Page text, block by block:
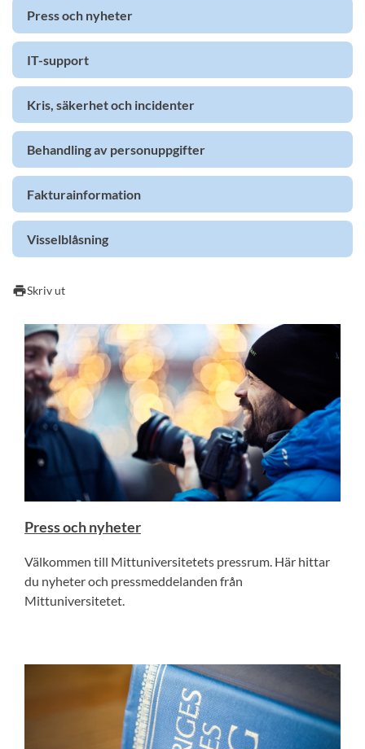
Press och nyheter
IT-support
Kris, säkerhet och incidenter
Behandling av personuppgifter
Fakturainformation
Visselblåsning
printSkriv ut
Press och nyheter
Välkommen till Mittuniversitetets pressrum. Här hittar
du nyheter och pressmeddelanden från
Mittuniversitetet.